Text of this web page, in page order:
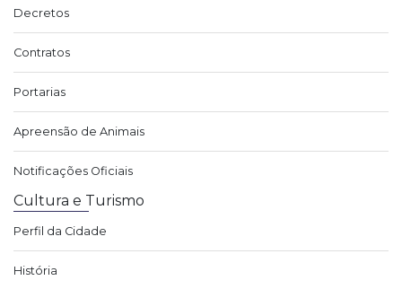
Decretos
Contratos
Portarias
Apreensão de Animais
Notificações Oficiais
Cultura e Turismo
Perfil da Cidade
História